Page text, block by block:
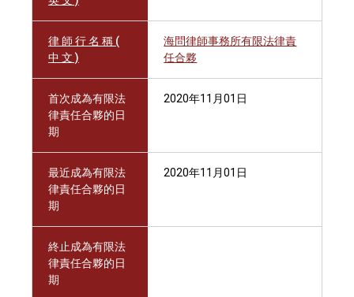
律 師 行 名 稱 (
中 文 )
海問律師事務所有限法律責
任合夥
首次成為有限法
律責任合夥的日
期
2020年11月01日
最近成為有限法
律責任合夥的日
期
2020年11月01日
終止成為有限法
律責任合夥的日
期